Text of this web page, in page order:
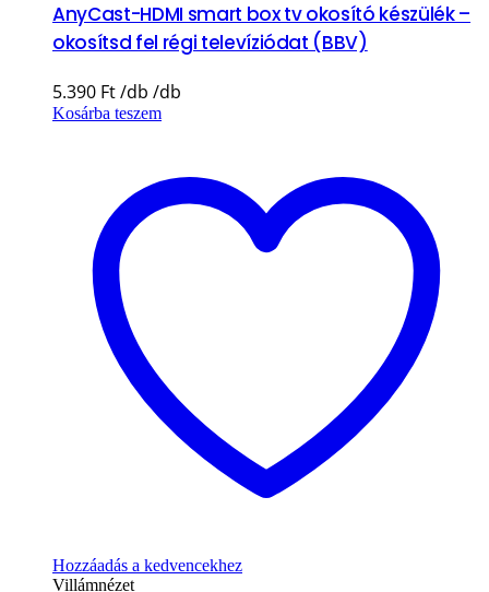
AnyCast-HDMI smart box tv okosító készülék –
okosítsd fel régi televíziódat (BBV)
5.390 Ft
Kosárba teszem
Hozzáadás a kedvencekhez
Villámnézet